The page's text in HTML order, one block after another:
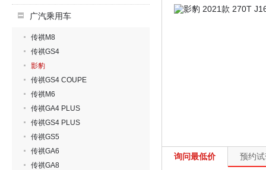
广汽乘用车
传祺M8
传祺GS4
影豹
传祺GS4 COUPE
传祺M6
传祺GA4 PLUS
传祺GS4 PLUS
传祺GS5
传祺GA6
传祺GA8
询问最低价 预约